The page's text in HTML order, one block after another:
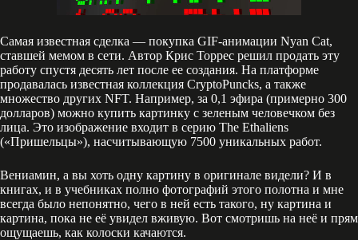
Самая известная сделка — покупка GIF-анимации Nyan Cat,
ставшей мемом в сети. Автор Крис Торрес решил продать эту
работу спустя десять лет после ее создания. На платформе
продавалась известная коллекция CryptoPuncks, а также
множество других NFT. Например, за 0,1 эфира (примерно 300
долларов) можно купить картинку с зеленым человечком без
лица. Это изображение входит в серию The Ethaliens
(«Пришельцы»), насчитывающую 7500 уникальных работ.
Вениамин, а вы хоть одну картину в оригинале видели? И в
книгах, и в учебниках полно фотографий этого полотна и мне
всегда было непонятно, чего в ней есть такого, ну картина и
картина, пока не её увидел вживую. Вот смотришь на неё и прям
ощущаешь, как колоски качаются.